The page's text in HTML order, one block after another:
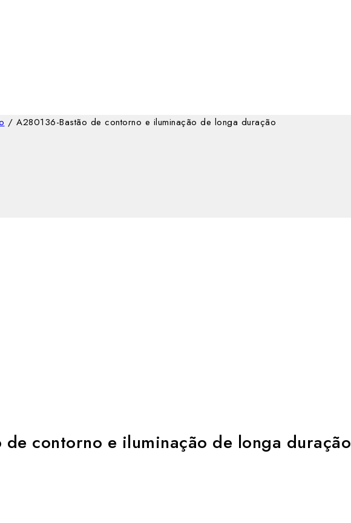
/ A280136-Bastão de contorno e iluminação de longa duração
de contorno e iluminação de longa duração